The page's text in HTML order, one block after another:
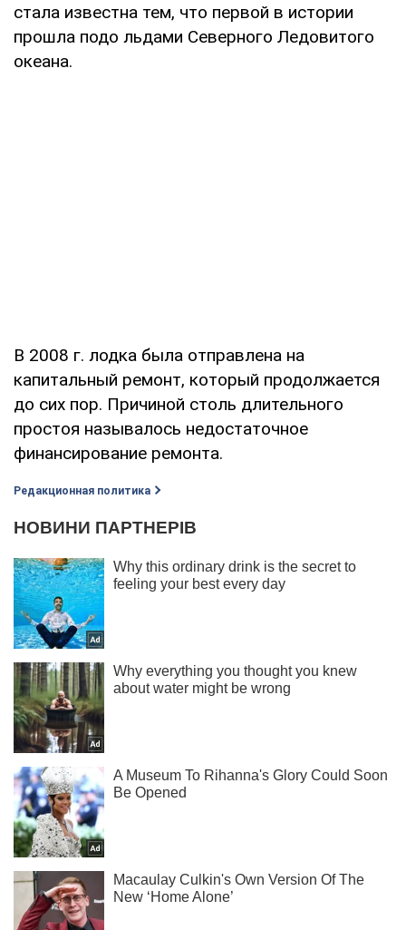
стала известна тем, что первой в истории
прошла подо льдами Северного Ледовитого
океана.
В 2008 г. лодка была отправлена на
капитальный ремонт, который продолжается
до сих пор. Причиной столь длительного
простоя называлось недостаточное
финансирование ремонта.
Редакционная политика